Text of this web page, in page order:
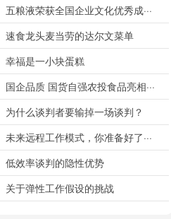
五粮液荣获全国企业文化优秀成···
速食龙头麦当劳的达尔文菜单
幸福是一小块蛋糕
国企品质 国货自强农投食品亮相···
为什么谈判者要输掉一场谈判？
未来远程工作模式，你准备好了···
低效率谈判的隐性优势
关于弹性工作假设的挑战